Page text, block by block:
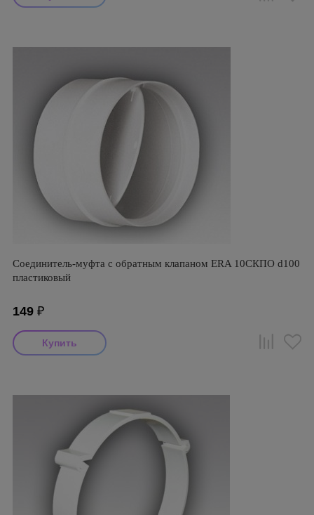
Соединитель-муфта с обратным клапаном ERA 10СКПО d100
пластиковый
149 ₽